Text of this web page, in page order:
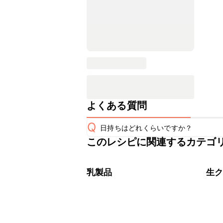
よくある質問
Q 日持ちはどれくらいですか？
こちらのレシピは出来たてをお召し
※日持ちは目安です。
このレシピに関連するカテゴ
乳製品 生